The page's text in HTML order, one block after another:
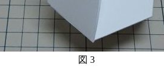
図 3